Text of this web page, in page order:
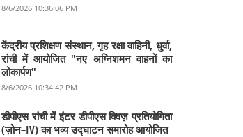
8/6/2026 10:36:06 PM
केंद्रीय प्रशिक्षण संस्थान, गृह रक्षा वाहिनी, धुर्वा,
रांची में आयोजित "नए अग्निशमन वाहनों का
लोकार्पण"
8/6/2026 10:34:42 PM
डीपीएस रांची में इंटर डीपीएस क्विज़ प्रतियोगिता
(ज़ोन–IV) का भव्य उद्घाटन समारोह आयोजित